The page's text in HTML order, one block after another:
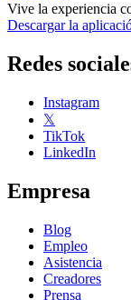
Vive la experiencia
Descargar la
Redes
Instagram
𝕏
TikTok
LinkedIn
Empresa
Blog
Empleo
Asistencia
Creadores
Prensa